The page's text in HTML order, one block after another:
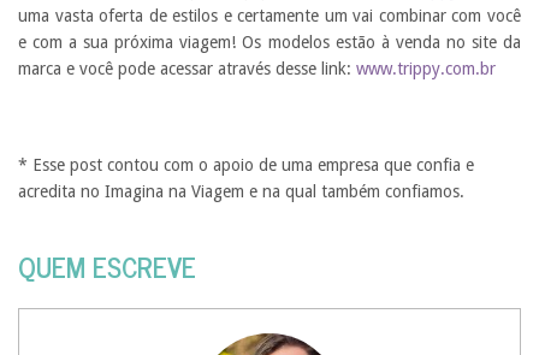
uma vasta oferta de estilos e certamente um vai combinar com você
e com a sua próxima viagem! Os modelos estão à venda no site da
marca e você pode acessar através desse link: www.trippy.com.br
* Esse post contou com o apoio de uma empresa que confia e
acredita no Imagina na Viagem e na qual também confiamos.
QUEM ESCREVE